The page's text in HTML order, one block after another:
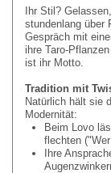
Ihr Stil?
stundenlang über
Gespräch mit
ihre Taro-
ist ihr Motto.
Tradition mit
Natürlich hält sie
Modernität:
Beim Lovo
flechten
Ihre